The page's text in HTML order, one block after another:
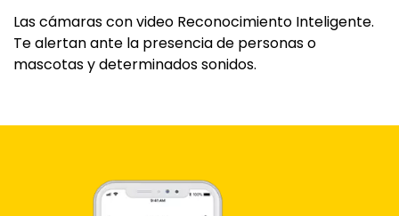
Las cámaras con video Reconocimiento Inteligente.
Te alertan ante la presencia de personas o
mascotas y determinados sonidos.